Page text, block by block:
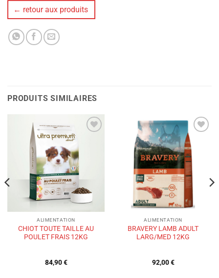
← retour aux produits
PRODUITS SIMILAIRES
souhaits
ALIMENTATION
CHIOT TOUTE TAILLE AU
POULET FRAIS 12KG
84,90€
Ajouter
à la liste
souhaits
ALIMENTATION
BRAVERY LAMB ADULT
LARG/MED 12KG
92,00€